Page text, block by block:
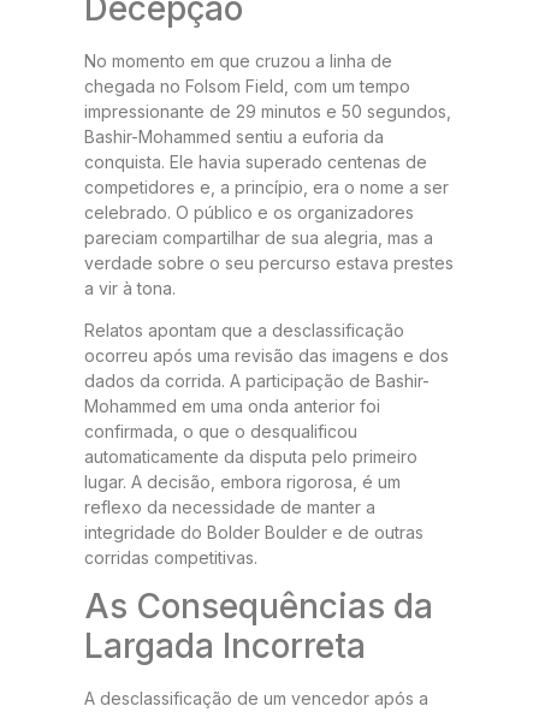
No momento em que cruzou a linha de
chegada no Folsom Field, com um tempo
impressionante de 29 minutos e 50 segundos,
Bashir-Mohammed sentiu a euforia da
conquista. Ele havia superado centenas de
competidores e, a princípio, era o nome a ser
celebrado. O público e os organizadores
pareciam compartilhar de sua alegria, mas a
verdade sobre o seu percurso estava prestes
a vir à tona.
Relatos apontam que a desclassificação
ocorreu após uma revisão das imagens e dos
dados da corrida. A participação de Bashir-
Mohammed em uma onda anterior foi
confirmada, o que o desqualificou
automaticamente da disputa pelo primeiro
lugar. A decisão, embora rigorosa, é um
reflexo da necessidade de manter a
integridade do Bolder Boulder e de outras
corridas competitivas.
As Consequências da
Largada Incorreta
A desclassificação de um vencedor após a